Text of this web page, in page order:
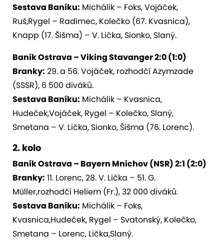
Sestava Baníku: Michálik – Foks, Vojáček,
Ruš,Rygel – Radimec, Kolečko (67. Kvasnica),
Knapp (17. Šišma) – V. Lička, Sionko, Slaný.
Baník Ostrava – Viking Stavanger 2:0 (1:0)
Branky: 29. a 56. Vojáček, rozhodčí Azymzade
(SSSR), 6 500 diváků.
Sestava Baníku: Michálik – Kvasnica,
Hudeček,Vojáček, Rygel – Kolečko, Slaný,
Smetana – V. Lička, Sionko, Šišma (76. Lorenc).
2. kolo
Baník Ostrava – Bayern Mnichov (NSR) 2:1 (2:0)
Branky: 11. Lorenc, 28. V. Lička – 51. G.
Müller,rozhodčí Heliem (Fr.), 32 000 diváků.
Sestava Baníku: Michálik – Foks,
Kvasnica,Hudeček, Rygel – Svatonský, Kolečko,
Smetana – Lorenc, Lička,Slaný.